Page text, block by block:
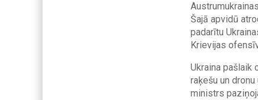
Šajā apvidū
padarītu
Krievijas
Ukraina pašlaik
raķešu un
ministrs